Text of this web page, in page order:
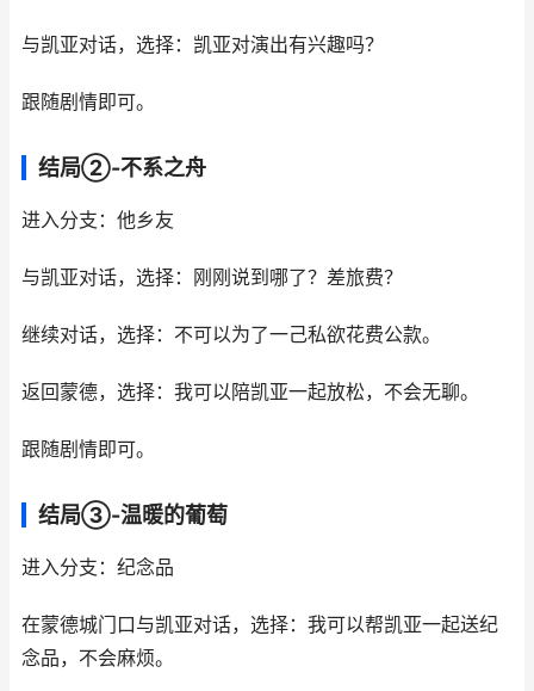
与凯亚对话，选择：凯亚对演出有兴趣吗？
跟随剧情即可。
结局②-不系之舟
进入分支：他乡友
与凯亚对话，选择：刚刚说到哪了？差旅费？
继续对话，选择：不可以为了一己私欲花费公款。
返回蒙德，选择：我可以陪凯亚一起放松，不会无聊。
跟随剧情即可。
结局③-温暖的葡萄
进入分支：纪念品
在蒙德城门口与凯亚对话，选择：我可以帮凯亚一起送纪
念品，不会麻烦。